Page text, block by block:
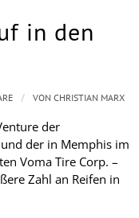
in den
der
der in Memphis im
Voma Tire Corp. –
Zahl an Reifen in
/ VONCHRISTIAN MARX